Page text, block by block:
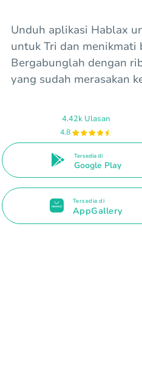
Unduh aplikasi Hablax
untuk Tri dan
Bergabunglah dengan
yang sudah merasakan
4.42k Ulasan
4.8
Tersedia di
Google Play
Tersedia di
AppGallery